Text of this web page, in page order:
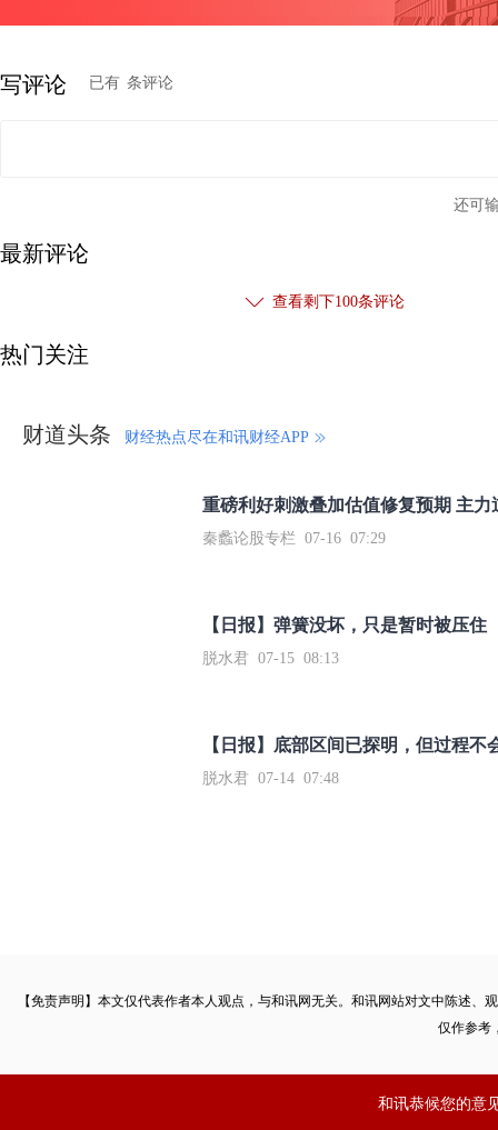
写评论 已有 条评论
还可
最新评论
查看剩下100条评论
热门关注
财道头条 财经热点尽在和讯财经APP
秦蠡论股专栏 07-16 07:29
【日报】弹簧没坏，只是暂时被压住
脱水君 07-15 08:13
【日报】底部区间已探明，但过程不
脱水君 07-14 07:48
【免责声明】本文仅代表作者本人观点，与和讯网无关。和讯网站对文中陈述
仅作参考
和讯恭候您的意